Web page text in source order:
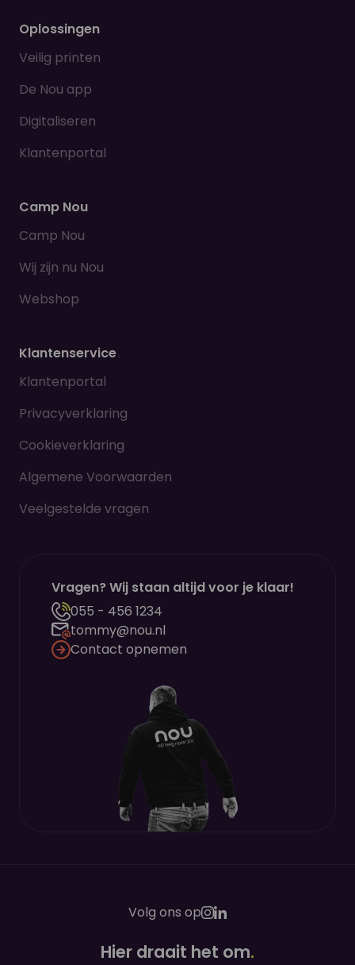
Oplossingen
Veilig printen
De Nou app
Digitaliseren
Klantenportal
Camp Nou
Camp Nou
Wij zijn nu Nou
Webshop
Klantenservice
Klantenportal
Privacyverklaring
Cookieverklaring
Algemene Voorwaarden
Veelgestelde vragen
Vragen? Wij staan altijd voor je klaar!
055 - 456 1234
tommy@nou.nl
Contact opnemen
Volg ons op
Hier draait het om.